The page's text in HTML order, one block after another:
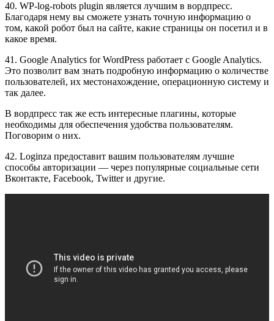
40. WP-log-robots plugin является лучшим в вордпресс.
Благодаря нему вы сможете узнать точную информацию о
том, какой робот был на сайте, какие страницы он посетил и в
какое время.
41. Google Analytics for WordPress работает с Google Analytics.
Это позволит вам знать подробную информацию о количестве
пользователей, их местонахождение, операционную систему и
так далее.
В вордпресс так же есть интересные плагины, которые
необходимы для обеспечения удобства пользователям.
Поговорим о них.
42. Loginza предоставит вашим пользователям лучшие
способы авторизации — через популярные социальные сети
Вконтакте, Facebook, Twitter и другие.